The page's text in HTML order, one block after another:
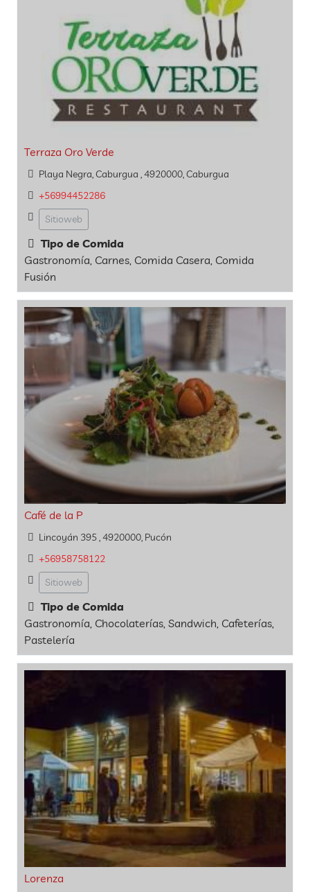
Terraza Oro Verde
Playa Negra, Caburgua , 4920000, Caburgua
+56994452286
Sitioweb
Tipo de Comida
Gastronomía, Carnes, Comida Casera, Comida
Fusión
Café de la P
Lincoyán 395 , 4920000, Pucón
+56958758122
Sitioweb
Tipo de Comida
Gastronomía, Chocolaterías, Sandwich, Cafeterías,
Pastelería
Lorenza